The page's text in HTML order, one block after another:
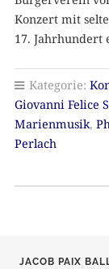
Konzert mit
17. Jahrhundert
Kategorie:
Giovanni Felice
Marienmusik,
Perlach
JACOB PAIX